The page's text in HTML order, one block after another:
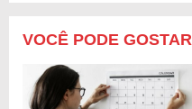
VOCÊ PODE GOSTAR